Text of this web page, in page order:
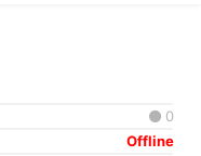
0
Offline